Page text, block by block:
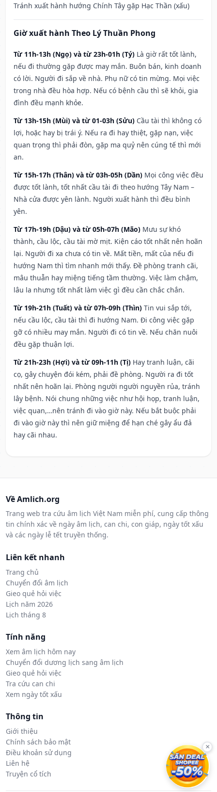
Tránh xuất hành hướng Chính Tây gặp Hạc Thần (xấu)
Giờ xuất hành Theo Lý Thuần Phong
Từ 11h-13h (Ngọ) và từ 23h-01h (Tý) Là giờ rất tốt lành,
nếu đi thường gặp được may mắn. Buôn bán, kinh doanh
có lời. Người đi sắp về nhà. Phụ nữ có tin mừng. Mọi việc
trong nhà đều hòa hợp. Nếu có bệnh cầu thì sẽ khỏi, gia
đình đều mạnh khỏe.
Từ 13h-15h (Mùi) và từ 01-03h (Sửu) Cầu tài thì không có
lợi, hoặc hay bị trái ý. Nếu ra đi hay thiệt, gặp nạn, việc
quan trọng thì phải đòn, gặp ma quỷ nên cúng tế thì mới
an.
Từ 15h-17h (Thân) và từ 03h-05h (Dần) Mọi công việc đều
được tốt lành, tốt nhất cầu tài đi theo hướng Tây Nam –
Nhà cửa được yên lành. Người xuất hành thì đều bình
yên.
Từ 17h-19h (Dậu) và từ 05h-07h (Mão) Mưu sự khó
thành, cầu lộc, cầu tài mờ mịt. Kiện cáo tốt nhất nên hoãn
lại. Người đi xa chưa có tin về. Mất tiền, mất của nếu đi
hướng Nam thì tìm nhanh mới thấy. Đề phòng tranh cãi,
mâu thuẫn hay miệng tiếng tầm thường. Việc làm chậm,
lâu la nhưng tốt nhất làm việc gì đều cần chắc chắn.
Từ 19h-21h (Tuất) và từ 07h-09h (Thìn) Tin vui sắp tới,
nếu cầu lộc, cầu tài thì đi hướng Nam. Đi công việc gặp
gỡ có nhiều may mắn. Người đi có tin về. Nếu chăn nuôi
đều gặp thuận lợi.
Từ 21h-23h (Hợi) và từ 09h-11h (Tị) Hay tranh luận, cãi
cọ, gây chuyện đói kém, phải đề phòng. Người ra đi tốt
nhất nên hoãn lại. Phòng người người nguyền rủa, tránh
lây bệnh. Nói chung những việc như hội họp, tranh luận,
việc quan,…nên tránh đi vào giờ này. Nếu bắt buộc phải
đi vào giờ này thì nên giữ miệng để hạn ché gây ẩu đả
hay cãi nhau.
Về Amlich.org
Trang web tra cứu âm lịch Việt Nam miễn phí, cung cấp thông
tin chính xác về ngày âm lịch, can chi, con giáp, ngày tốt xấu
và các ngày lễ tết truyền thống.
Liên kết nhanh
Trang chủ
Chuyển đổi âm lịch
Gieo quẻ hỏi việc
Lịch năm 2026
Lịch tháng 8
Tính năng
Xem âm lịch hôm nay
Chuyển đổi dương lịch sang âm lịch
Gieo quẻ hỏi việc
Tra cứu can chi
Xem ngày tốt xấu
Thông tin
Giới thiệu
Chính sách bảo mật
Điều khoản sử dụng
Liên hệ
Truyện cổ tích
×